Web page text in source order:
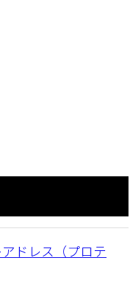
ドレス（プロテ